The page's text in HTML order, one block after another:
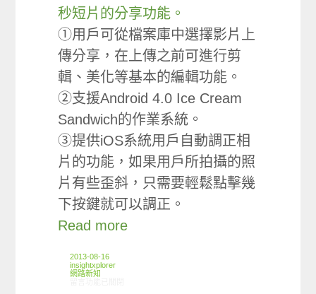
秒短片的分享功能。
①用戶可從檔案庫中選擇影片上
傳分享，在上傳之前可進行剪
輯、美化等基本的編輯功能。
②支援Android 4.0 Ice Cream
Sandwich的作業系統。
③提供iOS系統用戶自動調正相
片的功能，如果用戶所拍攝的照
片有些歪斜，只需要輕鬆點擊幾
下按鍵就可以調正。
Read more
2013-08-16
insightxplorer
網路新知